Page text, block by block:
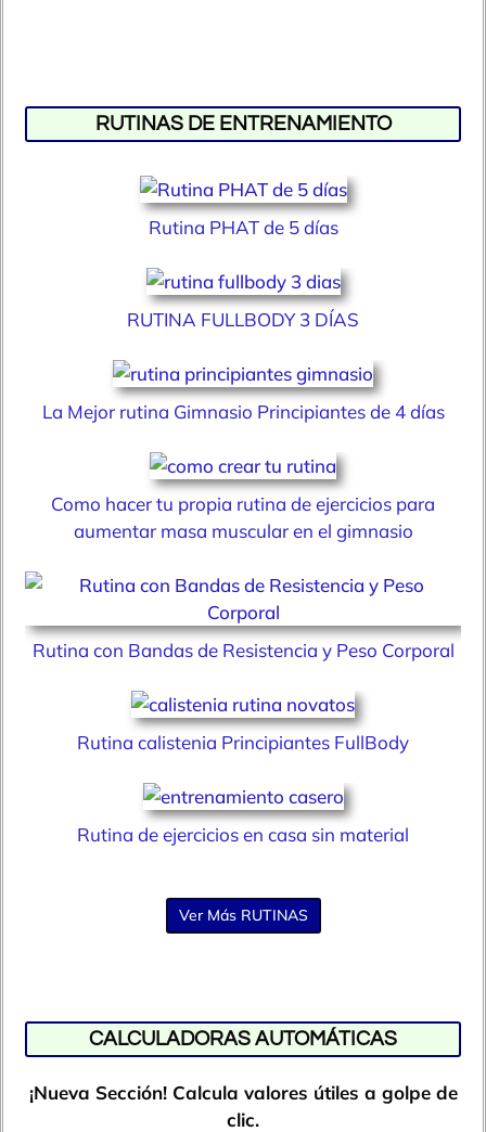
RUTINAS DE ENTRENAMIENTO
Rutina PHAT de 5 días
RUTINA FULLBODY 3 DÍAS
La Mejor rutina Gimnasio Principiantes de 4 días
Como hacer tu propia rutina de ejercicios para
aumentar masa muscular en el gimnasio
Rutina con Bandas de Resistencia y Peso Corporal
Rutina calistenia Principiantes FullBody
Rutina de ejercicios en casa sin material
Ver Más RUTINAS
CALCULADORAS AUTOMÁTICAS
¡Nueva Sección! Calcula valores útiles a golpe de
clic.